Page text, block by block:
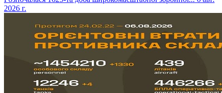
2026 г.